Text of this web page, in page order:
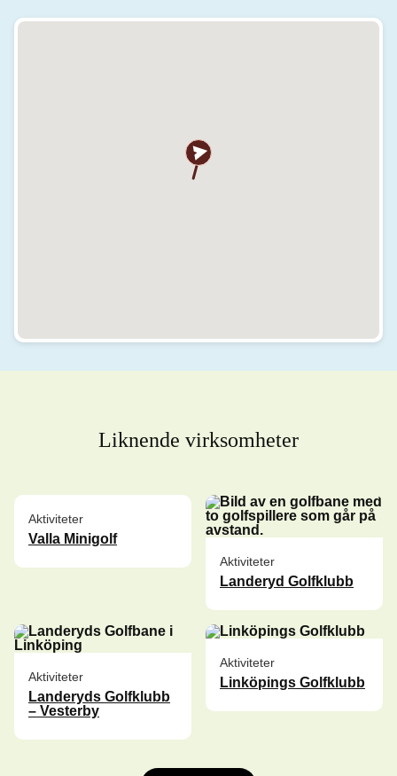
Liknende virksomheter
Aktiviteter
Valla Minigolf
Aktiviteter
Landeryd Golfklubb
Aktiviteter
Landeryds Golfklubb
– Vesterby
Aktiviteter
Linköpings Golfklubb